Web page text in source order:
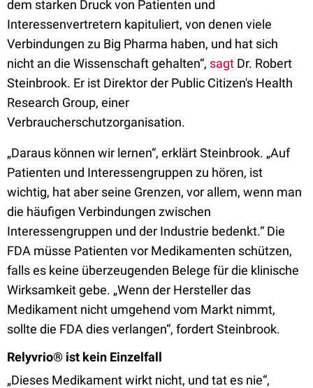
dem starken Druck von Patienten und
Interessenvertretern kapituliert, von denen viele
Verbindungen zu Big Pharma haben, und hat sich
nicht an die Wissenschaft gehalten“, sagt Dr. Robert
Steinbrook. Er ist Direktor der Public Citizen's Health
Research Group, einer
Verbraucherschutzorganisation.
„Daraus können wir lernen“, erklärt Steinbrook. „Auf
Patienten und Interessengruppen zu hören, ist
wichtig, hat aber seine Grenzen, vor allem, wenn man
die häufigen Verbindungen zwischen
Interessengruppen und der Industrie bedenkt.“ Die
FDA müsse Patienten vor Medikamenten schützen,
falls es keine überzeugenden Belege für die klinische
Wirksamkeit gebe. „Wenn der Hersteller das
Medikament nicht umgehend vom Markt nimmt,
sollte die FDA dies verlangen“, fordert Steinbrook.
Relyvrio® ist kein Einzelfall
„Dieses Medikament wirkt nicht, und tat es nie“,